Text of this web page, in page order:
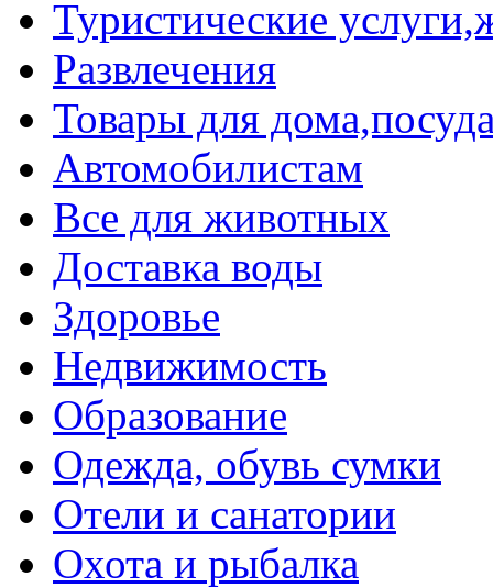
Туристические
Развлечения
Товары для
Автомобилистам
Все для животных
Доставка воды
Здоровье
Недвижимость
Образование
Одежда, обувь сумки
Отели и санатории
Охота и рыбалка